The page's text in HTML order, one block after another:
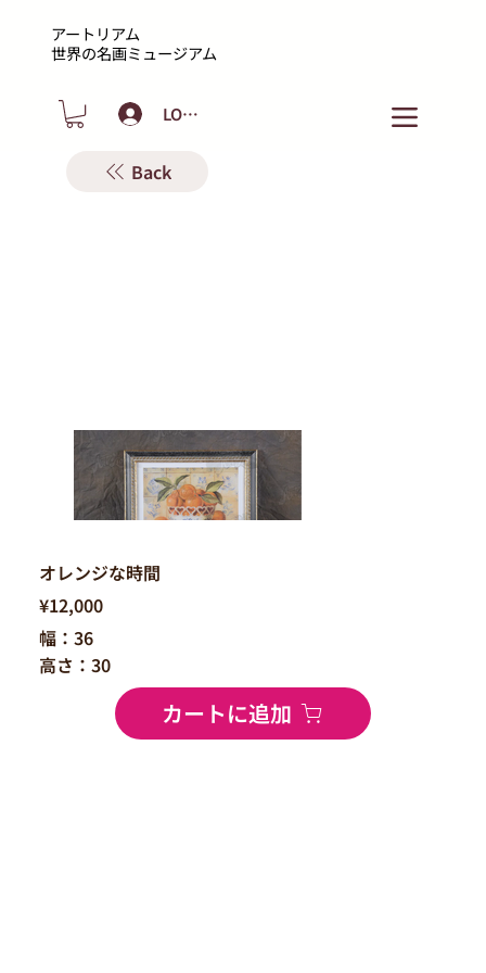
アートリアム
​世界の名画ミュージアム
LOGIN
Back
¥12,000
幅：36
高さ：30
カートに追加
オレンジな時間